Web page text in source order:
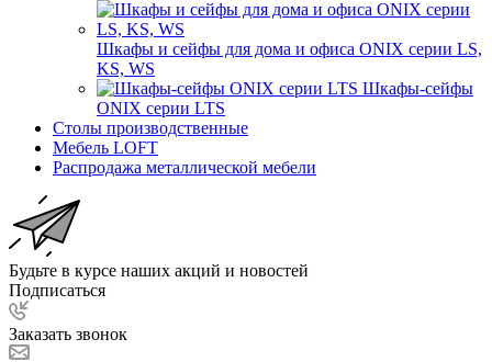
Шкафы и сейфы для дома и офиса ONIX серии LS,
KS, WS
Шкафы-сейфы
ONIX серии LTS
Столы производственные
Мебель LOFT
Распродажа металлической мебели
Будьте в курсе наших акций и новостей
Подписаться
Заказать звонок